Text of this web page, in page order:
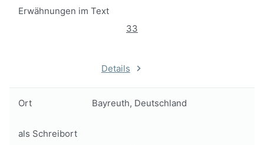
Erwähnungen im Text
33
Details
Ort Bayreuth, Deutschland
als Schreibort